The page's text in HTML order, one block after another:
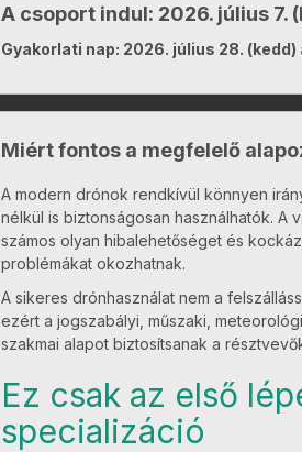
A csoport indul: 2026. július 7.
Gyakorlati nap: 2026. július 28.
Miért fontos a megfelelő
A modern drónok rendkívül könnyen
nélkül is biztonságosan használhatók. A
számos olyan hibalehetőséget és
problémákat okozhatnak.
A sikeres drónhasználat nem a
ezért a jogszabályi, műszaki,
szakmai alapot biztosítsanak a
Ez csak az első
specializáció